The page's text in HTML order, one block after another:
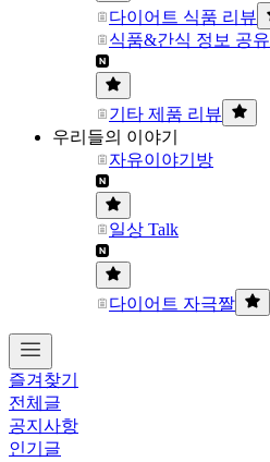
다이어트 식품 리뷰
식품&간식 정보 공유
기타 제품 리뷰
우리들의 이야기
자유이야기방
일상 Talk
다이어트 자극짤
즐겨찾기
전체글
공지사항
인기글